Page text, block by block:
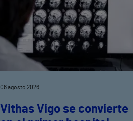
06 agosto 2026
Vithas Vigo se convierte